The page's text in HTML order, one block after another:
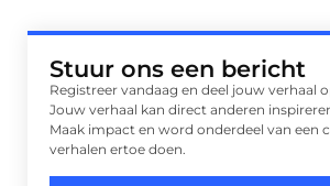
Stuur ons een bericht
Registreer vandaag en deel jouw verhaal
Jouw verhaal kan direct anderen
Maak impact en word onderdeel van een
verhalen ertoe doen.